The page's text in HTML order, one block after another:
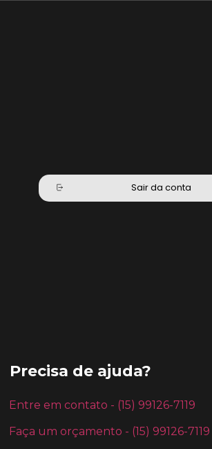
Sair da conta
Precisa de ajuda?
Entre em contato - (15) 99126-7119
Faça um orçamento - (15) 99126-7119